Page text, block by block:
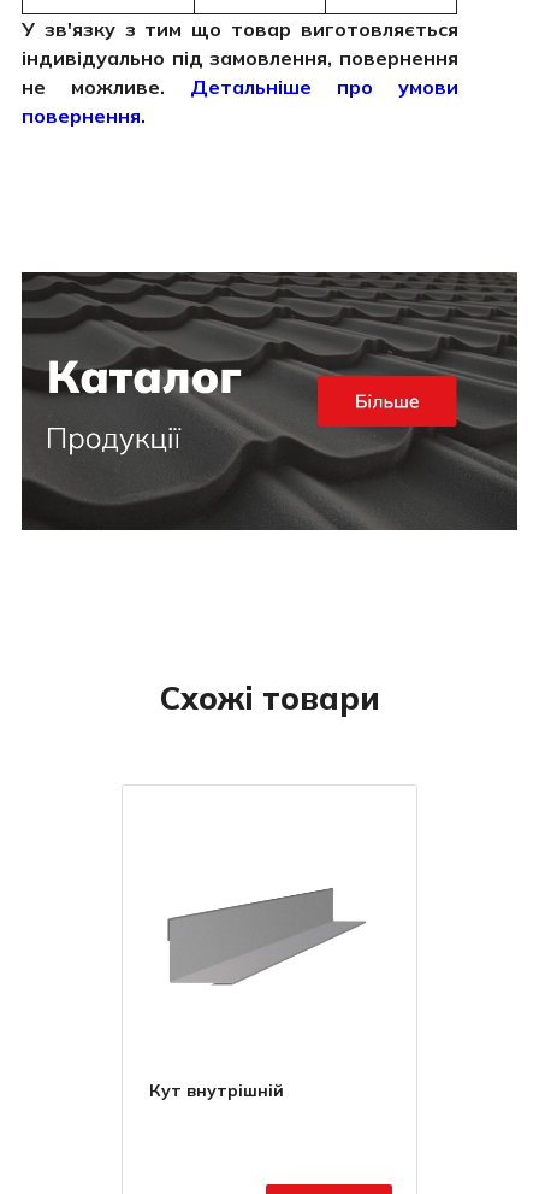
У зв'язку з тим що товар виготовляється
індивідуально під замовлення, повернення
не можливе. Детальніше про умови
повернення.
Схожі товари
Кут внутрішній